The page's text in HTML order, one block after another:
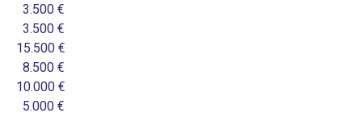
3.500 €
3.500 €
15.500 €
8.500 €
10.000 €
5.000 €